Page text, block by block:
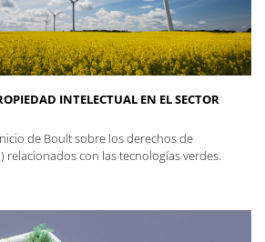
INTELECTUAL EN EL SECTOR
de Boult sobre los derechos de
relacionados con las tecnologías verdes.